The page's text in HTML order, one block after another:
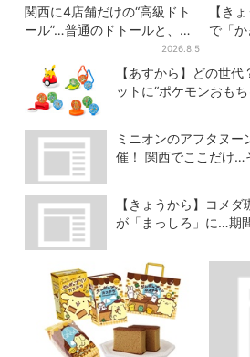
関西に4店舗だけの“高級ドト
ール”…普通のドトールと、何
が違う？コーヒーは約2倍の
600円
2026.8.5
【き
で「
ご・
ズ…17
【あすから】どの世
ットに“ポケモンおも
ミニオンのアフタヌー
催！ 関西でここだけ…
【きょうから】コメ
が「まっしろ」に…期